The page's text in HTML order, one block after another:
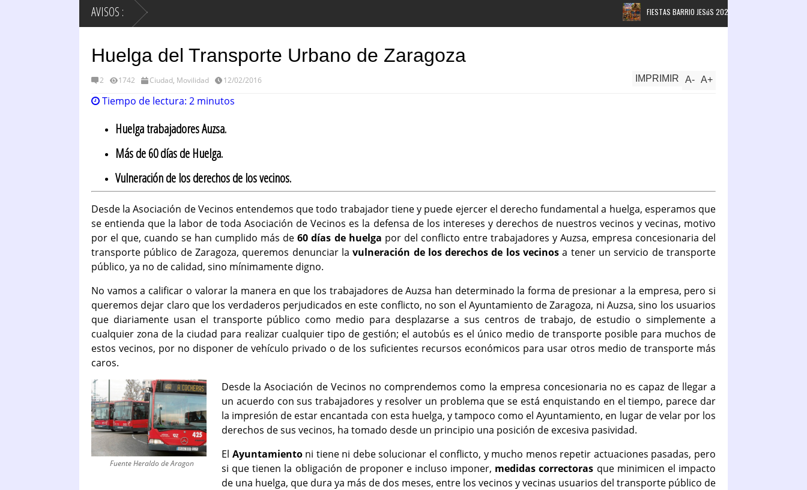
AVISOS : FIESTAS BARRIO JESúS 2026. #FBJ26
Huelga del Transporte Urbano de Zaragoza
2 1742 Ciudad, Movilidad 12/02/2016 A+
A-
IMPRIMIR
Tiempo de lectura: 2 minutos
Huelga trabajadores Auzsa.
Más de 60 días de Huelga.
Vulneración de los derechos de los vecinos.
Desde la Asociación de Vecinos entendemos que todo trabajador tiene y puede ejercer el derecho fundamental a huelga, esperamos que
se entienda que la labor de toda Asociación de Vecinos es la defensa de los intereses y derechos de nuestros vecinos y vecinas, motivo
por el que, cuando se han cumplido más de60 días de huelga por del conflicto entre trabajadores y Auzsa, empresa concesionaria del
transporte público de Zaragoza, queremos denunciar lavulneración de los derechos de los vecinos a tener un servicio de transporte
público, ya no de calidad, sino mínimamente digno.
No vamos a calificar o valorar la manera en que los trabajadores de Auzsa han determinado la forma de presionar a la empresa, pero si
queremos dejar claro que los verdaderos perjudicados en este conflicto, no son el Ayuntamiento de Zaragoza, ni Auzsa, sino los usuarios
que diariamente usan el transporte público como medio para desplazarse a sus centros de trabajo, de estudio o simplemente a
cualquier zona de la ciudad para realizar cualquier tipo de gestión; el autobús es el único medio de transporte posible para muchos de
estos vecinos, por no disponer de vehículo privado o de los suficientes recursos económicos para usar otros medio de transporte más
caros.
Fuente Heraldo de Aragon
Desde la Asociación de Vecinos no comprendemos como la empresa concesionaria no es capaz de llegar a
un acuerdo con sus trabajadores y resolver un problema que se está enquistando en el tiempo, parece dar
la impresión de estar encantada con esta huelga, y tampoco como el Ayuntamiento, en lugar de velar por los
derechos de sus vecinos, ha tomado desde un principio una posición de excesiva pasividad.
El Ayuntamientoni tiene ni debe solucionar el conflicto, y mucho menos repetir actuaciones pasadas, pero
si que tienen la obligación de proponer e incluso imponer, medidas correctoras que minimicen el impacto
de una huelga, que dura ya más de dos meses, entre los vecinos y vecinas usuarios del transporte público de